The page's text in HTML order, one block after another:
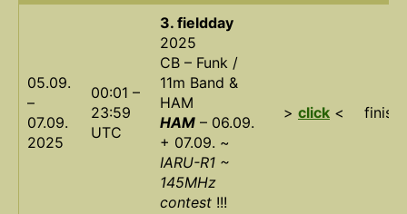
05.09.
–
07.09.
2025
00:01 –
23:59
UTC
3. fieldday
2025
CB – Funk /
11m Band &
HAM
HAM – 06.09.
+ 07.09. ~
IARU-R1 ~
145MHz
contest !!!
> click < finish